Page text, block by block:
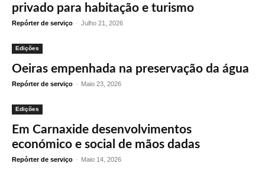
privado para habitação e turismo
Repórter de serviço - Julho 21, 2026
Edições
Oeiras empenhada na preservação da água
Repórter de serviço - Maio 23, 2026
Edições
Em Carnaxide desenvolvimentos
económico e social de mãos dadas
Repórter de serviço - Maio 14, 2026